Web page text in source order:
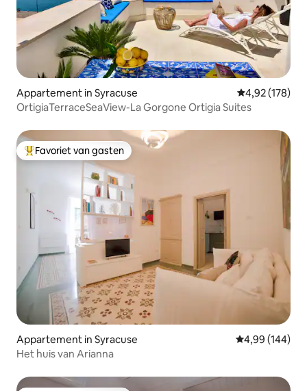
Appartement in Syracuse Gemiddelde
4,92 (178)
OrtigiaTerraceSeaView-La Gorgone Ortigia Suites
Topfavoriet van gasten
Favoriet van gasten
Appartement in Syracuse Gemiddelde
4,99 (144)
Het huis van Arianna